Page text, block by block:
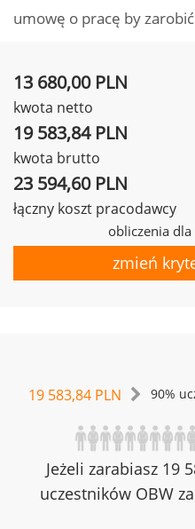
umowę o pracę by
13 680,00 PLN
kwota netto
19 583,84 PLN
kwota brutto
23 594,60 PLN
łączny koszt pracodawcy
obliczenia
zmień
19 583,84 PLN 90%
Jeżeli zarabiasz 19
uczestników OBW